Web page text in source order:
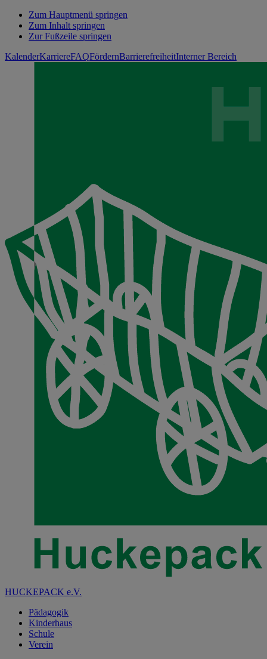
Zum Hauptmenü springen
Zum Inhalt springen
Zur Fußzeile springen
KalenderKarriereFAQFördernBarrierefreiheitInterner Bereich
HUCKEPACK e.V.
Pädagogik
Kinderhaus
Schule
Verein